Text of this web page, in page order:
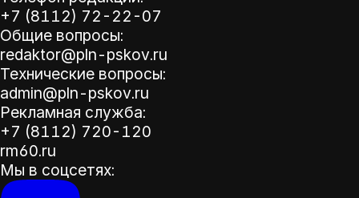
+7 (8112) 72-22-07
Общие вопросы:
redaktor@pln-pskov.ru
Технические вопросы:
admin@pln-pskov.ru
Рекламная служба:
+7 (8112) 720-120
rm60.ru
Мы в соцсетях: